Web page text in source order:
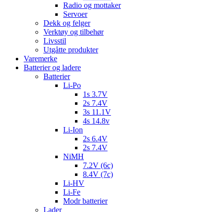
Radio og mottaker
Servoer
Dekk og felger
Verktøy og tilbehør
Livsstil
Utgåtte produkter
Varemerke
Batterier og ladere
Batterier
Li-Po
1s 3.7V
2s 7.4V
3s 11.1V
4s 14.8v
Li-Ion
2s 6.4V
2s 7.4V
NiMH
7.2V (6c)
8.4V (7c)
Li-HV
Li-Fe
Modr batterier
Lader